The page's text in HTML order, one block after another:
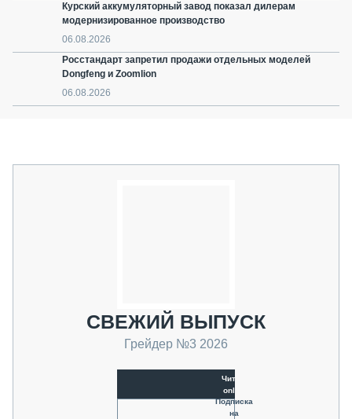
Курский аккумуляторный завод показал дилерам
модернизированное производство
06.08.2026
Росстандарт запретил продажи отдельных моделей
Dongfeng и Zoomlion
06.08.2026
СВЕЖИЙ ВЫПУСК
Грейдер №3 2026
Читать
online
Подписка
на